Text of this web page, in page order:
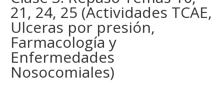
21, 24, 25 (Actividades TCAE,
Ulceras por presión,
Farmacología y
Enfermedades
Nosocomiales)